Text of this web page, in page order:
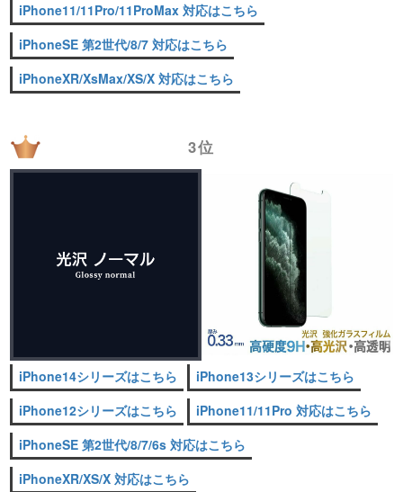
iPhone11/11Pro/11ProMax 対応はこちら
iPhoneSE 第2世代/8/7 対応はこちら
iPhoneXR/XsMax/XS/X 対応はこちら
3位
iPhone14シリーズはこちら
iPhone13シリーズはこちら
iPhone12シリーズはこちら
iPhone11/11Pro 対応はこちら
iPhoneSE 第2世代/8/7/6s 対応はこちら
iPhoneXR/XS/X 対応はこちら